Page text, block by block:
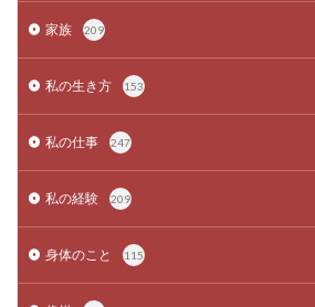
家族 209
私の生き方 153
私の仕事 247
私の経験 209
身体のこと 115